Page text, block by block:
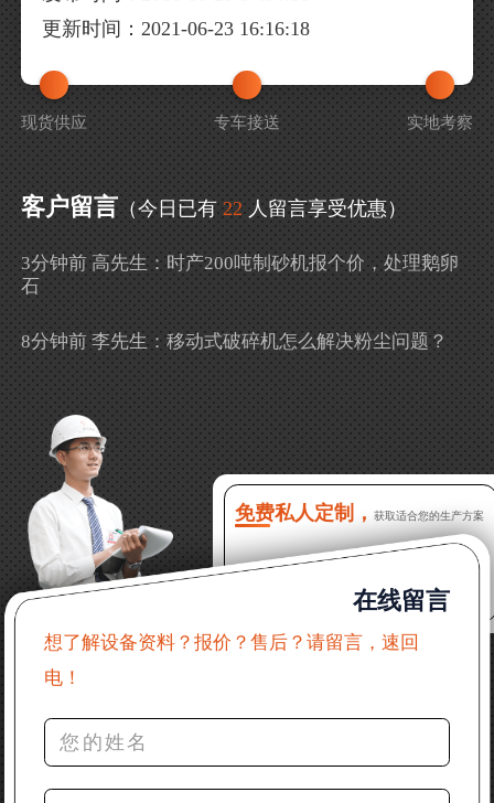
更新时间：2021-06-23 16:16:18
现货供应 专车接送 实地考察
客户留言 （今日已有 22 人留言享受优惠）
3分钟前 高先生：时产200吨制砂机报个价，处理鹅卵
石
8分钟前 李先生：移动式破碎机怎么解决粉尘问题？
吗？
16分钟前 程先生：破碎生产线出个方案及报价，有什
么售后服务？
22分钟前 郑女士：想了解时产500吨锤破，加工石灰石
31分钟前 吴先生：成套石头破碎设备有吗？给个详细
产品资料
36分钟前 罗先生：每小时100吨左右的鄂破和反击破，
42分钟前 梁先生：膨润土磨到200目，用什么磨粉设
备？
免费私人定制， 获取适合您的生产方案
在线留言
想了解设备资料？报价？售后？请留言，速回
电！